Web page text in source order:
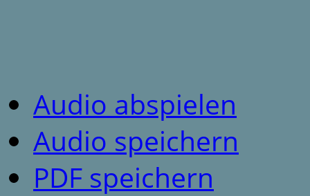
Audio abspielen
Audio speichern
PDF speichern